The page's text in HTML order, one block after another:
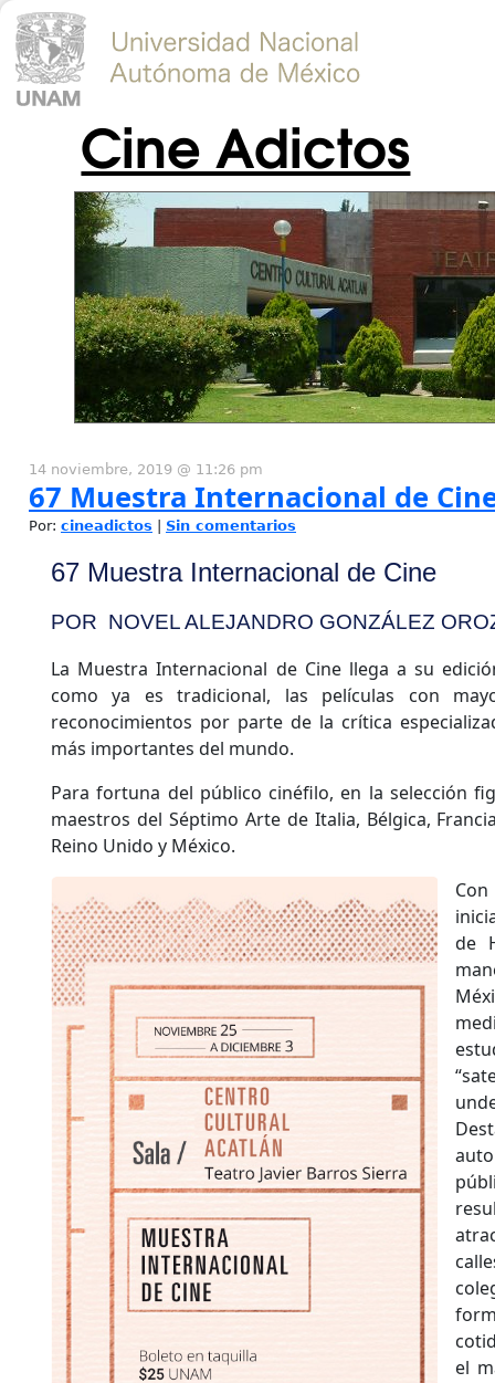
Cine Adictos
14 noviembre, 2019 @ 11:26 pm
67 Muestra Internacional de
Por: cineadictos Sin comentarios
67 Muestra Internacional de Cine
POR NOVEL ALEJANDRO GONZÁLEZ
La Muestra Internacional de Cine llega a su
como ya es tradicional, las películas con
reconocimientos por parte de la crítica
más importantes del mundo.
Para fortuna del público cinéfilo, en la selección
maestros del Séptimo Arte de Italia, Bélgica,
Reino Unido y México.
de
el